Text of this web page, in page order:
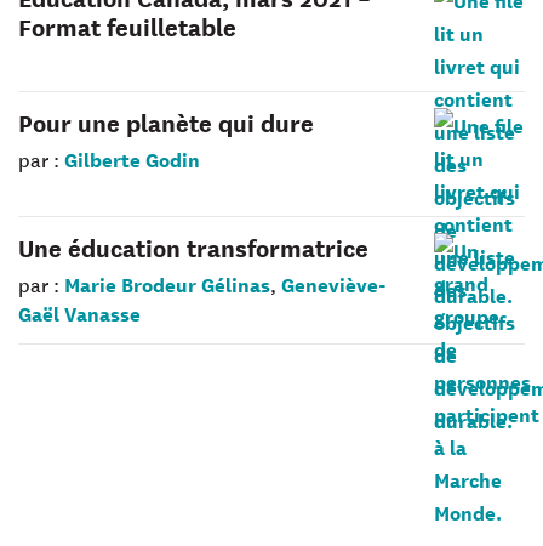
Format feuilletable
Pour une planète qui dure
par : Gilberte Godin
Une éducation transformatrice
par : Marie Brodeur Gélinas, Geneviève-
Gaël Vanasse